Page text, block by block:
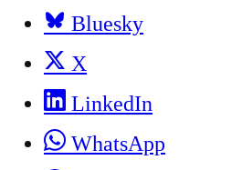
Bluesky
X
LinkedIn
WhatsApp